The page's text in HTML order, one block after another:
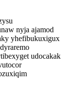
nyja ajamod
yhefibukuxigux
udocakak